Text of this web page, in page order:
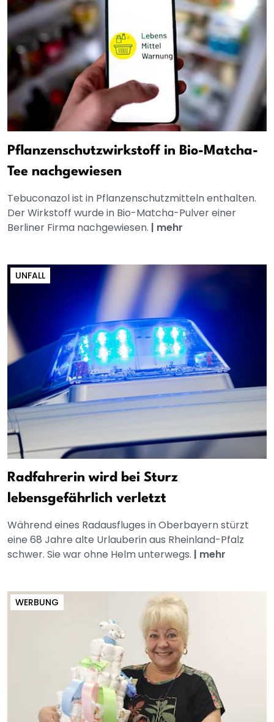
Pflanzenschutzwirkstoff in Bio-Matcha-
Tee nachgewiesen
Tebuconazol ist in Pflanzenschutzmitteln enthalten.
Der Wirkstoff wurde in Bio-Matcha-Pulver einer
Berliner Firma nachgewiesen. | mehr
UNFALL
Radfahrerin wird bei Sturz
lebensgefährlich verletzt
Während eines Radausfluges in Oberbayern stürzt
eine 68 Jahre alte Urlauberin aus Rheinland-Pfalz
schwer. Sie war ohne Helm unterwegs. | mehr
WERBUNG